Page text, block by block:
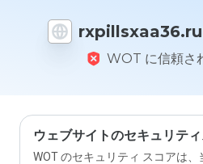
rxpillsxaa36.ru
WOT に信頼さ
ウェブサイトのセキュリテ
WOT のセキュリティ スコアは
価し
ます
か？